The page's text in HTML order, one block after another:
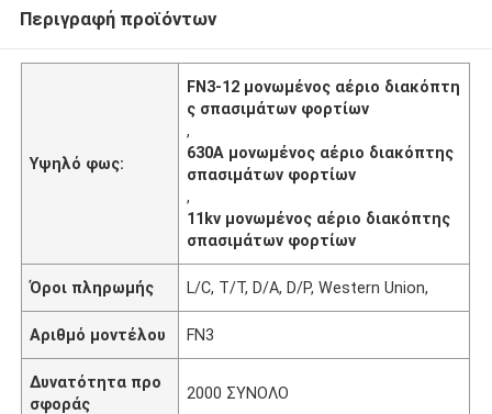
Περιγραφή προϊόντων
Υψηλό φως:
FN3-12 μονωμένος αέριο διακόπτη
ς σπασιμάτων φορτίων
,
630A μονωμένος αέριο διακόπτης
σπασιμάτων φορτίων
,
11kv μονωμένος αέριο διακόπτης
σπασιμάτων φορτίων
Όροι πληρωμής L/C, T/T, D/A, D/P, Western Union,
Αριθμό μοντέλου FN3
Δυνατότητα προ
σφοράς
2000 ΣΥΝΟΛΟ